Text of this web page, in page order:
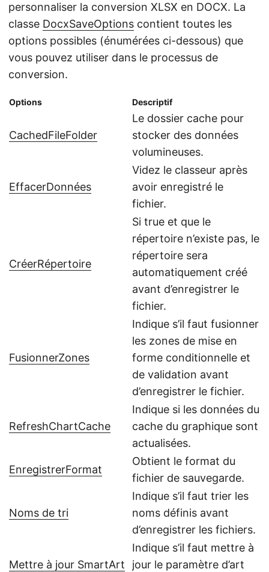
personnaliser la conversion XLSX en DOCX. La
classe DocxSaveOptions contient toutes les
options possibles (énumérées ci-dessous) que
vous pouvez utiliser dans le processus de
conversion.
Options Descriptif
CachedFileFolder
Le dossier cache pour
stocker des données
volumineuses.
EffacerDonnées
Videz le classeur après
avoir enregistré le
fichier.
CréerRépertoire
Si true et que le
répertoire n’existe pas, le
répertoire sera
automatiquement créé
avant d’enregistrer le
fichier.
FusionnerZones
Indique s’il faut fusionner
les zones de mise en
forme conditionnelle et
de validation avant
d’enregistrer le fichier.
RefreshChartCache
Indique si les données du
cache du graphique sont
actualisées.
EnregistrerFormat
Obtient le format du
fichier de sauvegarde.
Noms de tri
Indique s’il faut trier les
noms définis avant
d’enregistrer les fichiers.
Mettre à jour SmartArt
Indique s’il faut mettre à
jour le paramètre d’art